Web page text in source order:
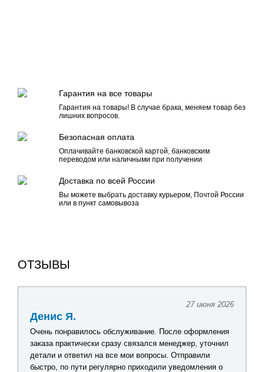
Гарантия на все товары
Гарантия на товары! В случае брака, меняем товар без
лишних вопросов.
Безопасная оплата
Оплачивайте банковской картой, банковским
переводом или наличными при получении
Доставка по всей России
Вы можете выбрать доставку курьером, Почтой России
или в пункт самовывоза
ОТЗЫВЫ
27 июня 2026
Денис Я.
Очень понравилось обслуживание. После оформления
заказа практически сразу связался менеджер, уточнил
детали и ответил на все мои вопросы. Отправили
быстро, по пути регулярно приходили уведомления о